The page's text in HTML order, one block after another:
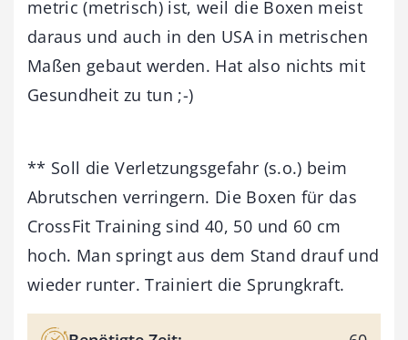
metric (metrisch) ist, weil die Boxen meist
daraus und auch in den USA in metrischen
Maßen gebaut werden. Hat also nichts mit
Gesundheit zu tun ;-)
** Soll die Verletzungsgefahr (s.o.) beim
Abrutschen verringern. Die Boxen für das
CrossFit Training sind 40, 50 und 60 cm
hoch. Man springt aus dem Stand drauf und
wieder runter. Trainiert die Sprungkraft.